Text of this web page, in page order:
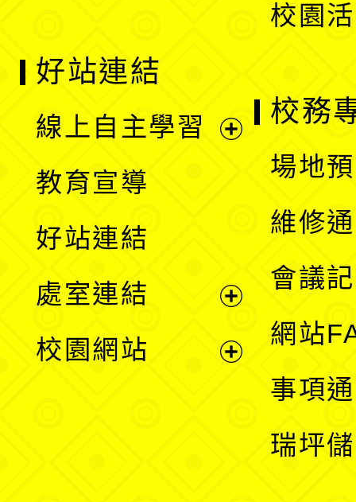
校園
好站連結
線上自主學習
單
教育宣導
好站連結
處室連結
校園網站
校務
場地
維修
會議
網站
事項
瑞坪